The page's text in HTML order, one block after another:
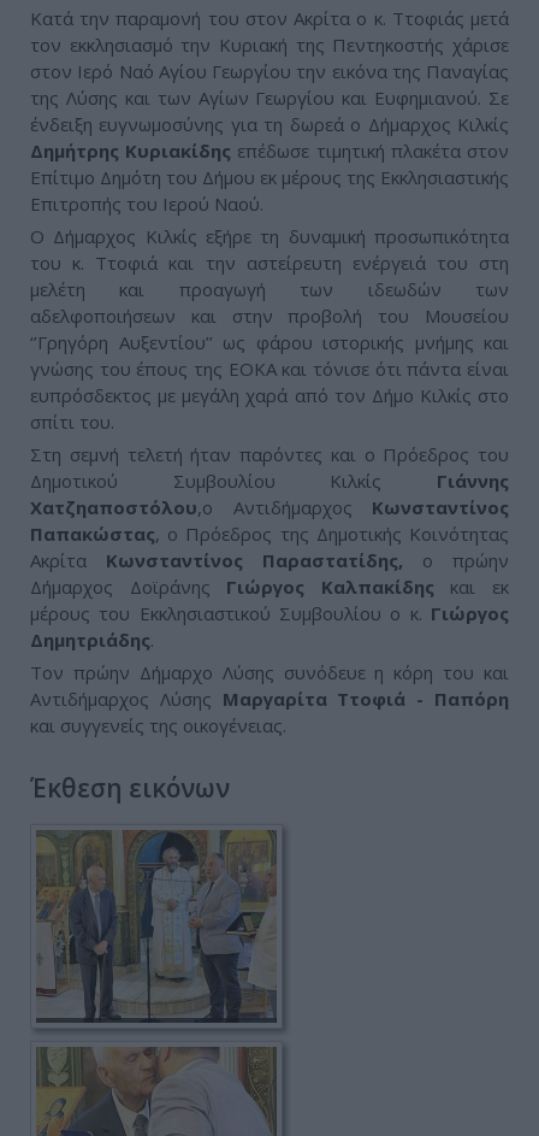
Κατά την παραμονή του στον Ακρίτα ο κ. Ττοφιάς μετά
τον εκκλησιασμό την Κυριακή της Πεντηκοστής χάρισε
στον Ιερό Ναό Αγίου Γεωργίου την εικόνα της Παναγίας
της Λύσης και των Αγίων Γεωργίου και Ευφημιανού. Σε
ένδειξη ευγνωμοσύνης για τη δωρεά ο Δήμαρχος Κιλκίς
Δημήτρης Κυριακίδης επέδωσε τιμητική πλακέτα στον
Επίτιμο Δημότη του Δήμου εκ μέρους της Εκκλησιαστικής
Επιτροπής του Ιερού Ναού.
Ο Δήμαρχος Κιλκίς εξήρε τη δυναμική προσωπικότητα
του κ. Ττοφιά και την αστείρευτη ενέργειά του στη
μελέτη και προαγωγή των ιδεωδών των
αδελφοποιήσεων και στην προβολή του Μουσείου
‘’Γρηγόρη Αυξεντίου’’ ως φάρου ιστορικής μνήμης και
γνώσης του έπους της ΕΟΚΑ και τόνισε ότι πάντα είναι
ευπρόσδεκτος με μεγάλη χαρά από τον Δήμο Κιλκίς στο
σπίτι του.
Στη σεμνή τελετή ήταν παρόντες και ο Πρόεδρος του
Δημοτικού Συμβουλίου Κιλκίς Γιάννης
Χατζηαποστόλου,ο Αντιδήμαρχος Κωνσταντίνος
Παπακώστας, ο Πρόεδρος της Δημοτικής Κοινότητας
Ακρίτα Κωνσταντίνος Παραστατίδης, ο πρώην
Δήμαρχος Δοϊράνης Γιώργος Καλπακίδης και εκ
μέρους του Εκκλησιαστικού Συμβουλίου ο κ. Γιώργος
Δημητριάδης.
Τον πρώην Δήμαρχο Λύσης συνόδευε η κόρη του και
Αντιδήμαρχος Λύσης Μαργαρίτα Ττοφιά - Παπόρη
και συγγενείς της οικογένειας.
Έκθεση εικόνων